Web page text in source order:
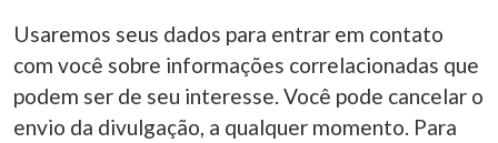
Usaremos seus dados para entrar em contato
com você sobre informações correlacionadas que
podem ser de seu interesse. Você pode cancelar o
envio da divulgação, a qualquer momento. Para